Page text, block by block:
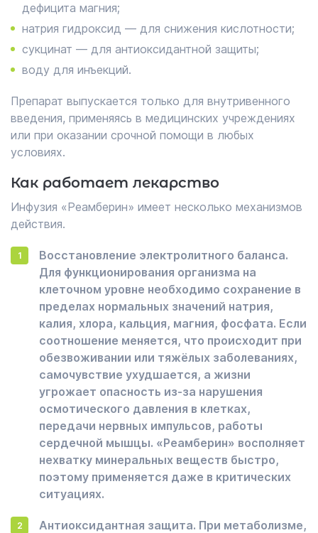
дефицита магния;
натрия гидроксид — для снижения кислотности;
сукцинат — для антиоксидантной защиты;
воду для инъекций.
Препарат выпускается только для внутривенного
введения, применяясь в медицинских учреждениях
или при оказании срочной помощи в любых
условиях.
Как работает лекарство
Инфузия «Реамберин» имеет несколько механизмов
действия.
Восстановление электролитного баланса.
Для функционирования организма на
клеточном уровне необходимо сохранение в
пределах нормальных значений натрия,
калия, хлора, кальция, магния, фосфата. Если
соотношение меняется, что происходит при
обезвоживании или тяжёлых заболеваниях,
самочувствие ухудшается, а жизни
угрожает опасность из-за нарушения
осмотического давления в клетках,
передачи нервных импульсов, работы
сердечной мышцы. «Реамберин» восполняет
нехватку минеральных веществ быстро,
поэтому применяется даже в критических
ситуациях.
Антиоксидантная защита. При метаболизме,